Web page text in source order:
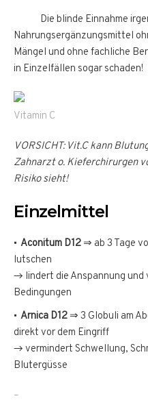
Die blinde Einnahme
Nahrungsergänzungsmittel
Mängel und ohne fachliche
in Einzelfällen sogar schaden!
Vitamin C
VORSICHT: Vit.C kann
Zahnarzt o. Kieferchirurgen
Risiko sieht!
Einzelmittel
Aconitum D12⇒ ab 3 Tage
lutschen
→ lindert die Anspannung und
Bedingungen
Arnica D12⇒ 3 Globuli am
direkt vor dem Eingriff
→ vermindert Schwellung,
Blutergüsse
–